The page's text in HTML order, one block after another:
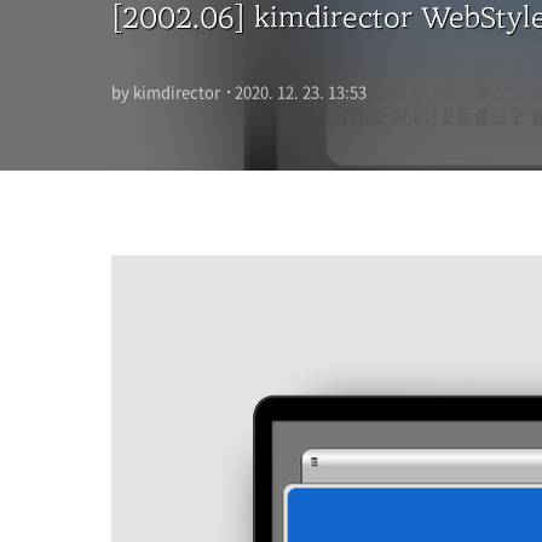
[2002.06] kimdirector
by kimdirector · 2020. 12. 23. 13:53